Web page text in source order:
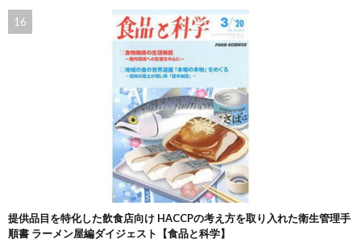
提供品目を特化した飲食店向け HACCPの考え方を取り入れた衛生管理手
順書 ラーメン屋編ダイジェスト【食品と科学】